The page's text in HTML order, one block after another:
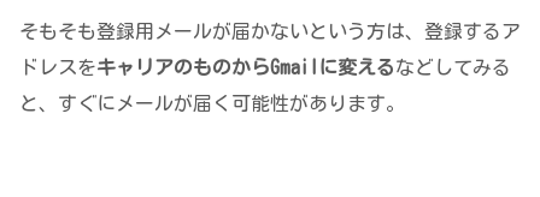
そもそも登録用メールが届かないという方は、登録するア
ドレスをキャリアのものからGmailに変えるなどしてみる
と、すぐにメールが届く可能性があります。